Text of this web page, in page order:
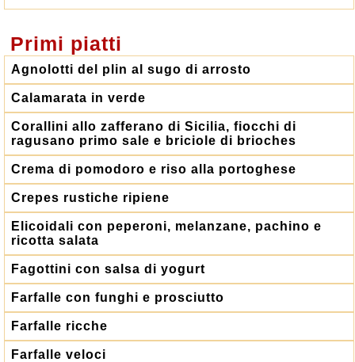
Primi piatti
Agnolotti del plin al sugo di arrosto
Calamarata in verde
Corallini allo zafferano di Sicilia, fiocchi di
ragusano primo sale e briciole di brioches
Crema di pomodoro e riso alla portoghese
Crepes rustiche ripiene
Elicoidali con peperoni, melanzane, pachino e
ricotta salata
Fagottini con salsa di yogurt
Farfalle con funghi e prosciutto
Farfalle ricche
Farfalle veloci